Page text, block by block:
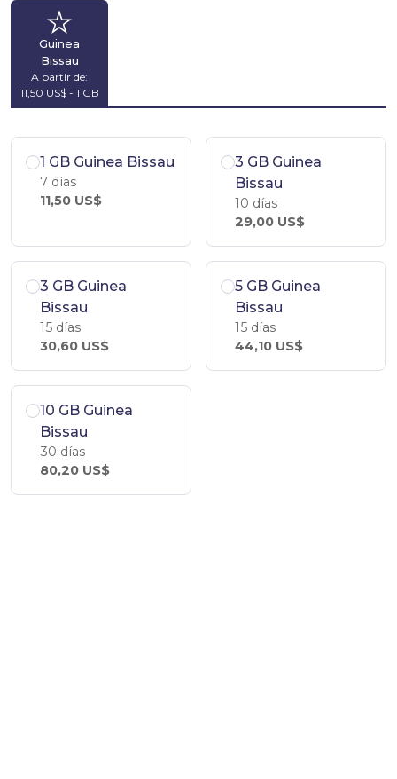
Guinea
Bissau
A partir de:
11,50 US$ - 1 GB
1 GB Guinea Bissau
7 días
11,50 US$
3 GB Guinea
Bissau
10 días
29,00 US$
3 GB Guinea
Bissau
15 días
30,60 US$
5 GB Guinea
Bissau
15 días
44,10 US$
10 GB Guinea
Bissau
30 días
80,20 US$